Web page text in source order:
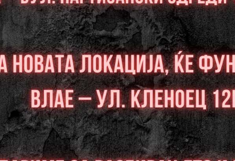
Слободни:0
РЕЗЕРВИРАЈ
Слободни:0
РЕЗЕРВИРАЈ
Слободни:0
РЕЗЕРВИРАЈ
10
Слободни:0
РЕЗЕРВИРАЈ
11
Слободни:0
РЕЗЕРВИРАЈ
12
Слободни:0
РЕЗЕРВИРАЈ
17
Слободни:0
18
Слободни:0
19
Слободни:0